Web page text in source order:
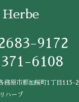
9172
6108
務原市那加桜町1丁目115-2
ハーブ